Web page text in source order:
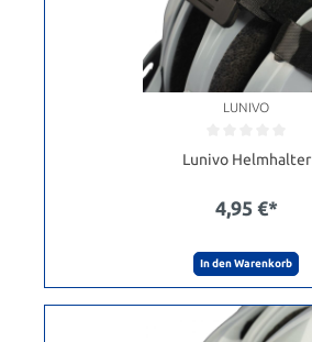
LUNIVO
Lunivo Helmhalter
4,95 €*
In den Warenkorb